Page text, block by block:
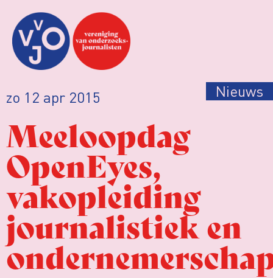
zo 12 apr 2015 Nieuws
Meeloopdag
OpenEyes,
vakopleiding
journalistiek en